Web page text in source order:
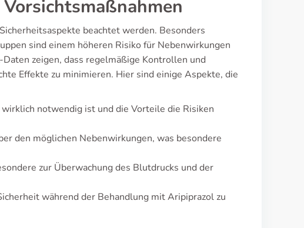
beachtet werden. Besonders
sind einem höheren Risiko für Nebenwirkungen
zeigen, dass regelmäßige Kontrollen und
Effekte zu minimieren. Hier sind einige Aspekte, die
notwendig ist und die Vorteile die Risiken
den möglichen Nebenwirkungen, was besondere
zur Überwachung des Blutdrucks und der
während der Behandlung mit Aripiprazol zu